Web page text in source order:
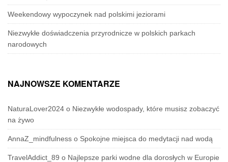
Weekendowy wypoczynek nad polskimi jeziorami
Niezwykłe doświadczenia przyrodnicze w polskich parkach
narodowych
NAJNOWSZE KOMENTARZE
NaturaLover2024 o Niezwykłe wodospady, które musisz zobaczyć
na żywo
AnnaZ_mindfulness o Spokojne miejsca do medytacji nad wodą
TravelAddict_89 o Najlepsze parki wodne dla dorosłych w Europie